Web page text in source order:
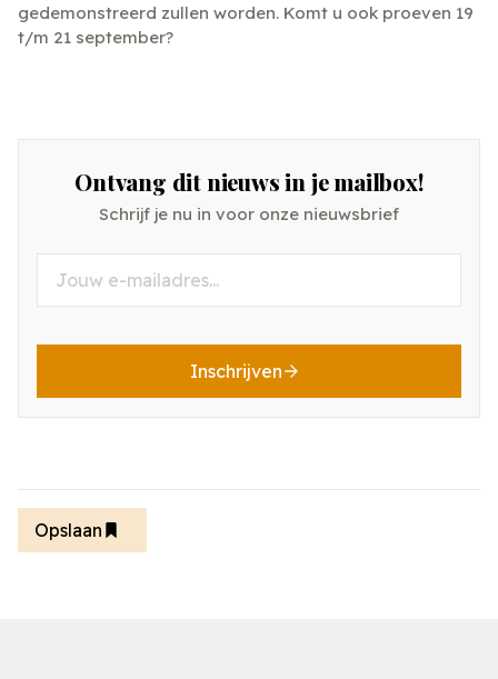
gedemonstreerd zullen worden. Komt u ook proeven 19
t/m 21 september?
Ontvang dit nieuws in je mailbox!
Schrijf je nu in voor onze nieuwsbrief
Inschrijven
Opslaan